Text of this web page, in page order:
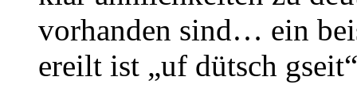
vorhanden sind… ein
ereilt ist „uf dütsch